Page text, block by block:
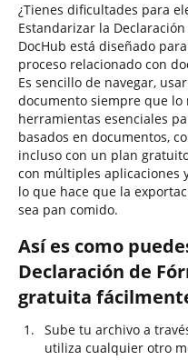
¿Tienes dificultades para
Estandarizar la
DocHub está diseñado
proceso relacionado con
Es sencillo de navegar,
documento siempre que lo
herramientas esenciales
basados en documentos,
incluso con un plan
con múltiples aplicaciones
lo que hace que la
sea pan comido.
Así es como
Declaración de
gratuita
Sube tu archivo a
utiliza cualquier otro